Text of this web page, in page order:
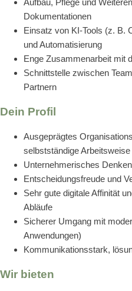
Aufbau, Pflege und
Dokumentationen
Einsatz von KI-Tools (z. B.
und Automatisierung
Enge Zusammenarbeit mit
Schnittstelle zwischen
Partnern
Dein Profil
Ausgeprägtes
selbstständige Arbeitsweise
Unternehmerisches
Entscheidungsfreude und
Sehr gute digitale Affinität
Abläufe
Sicherer Umgang mit
Anwendungen)
Kommunikationsstark,
Wir bieten